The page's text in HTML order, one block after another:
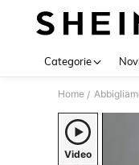
Categorie
Home /
Video